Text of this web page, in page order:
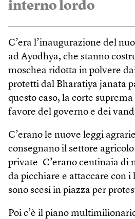
interno lordo
C’era l’inaugurazione del
ad Ayodhya, che stanno
moschea ridotta in polvere
protetti dal Bharatiya janata
questo caso, la corte
favore del governo e dei
C’erano le nuove leggi
consegnano il settore
private. C’erano centinaia di
da picchiare e attaccare con
sono scesi in piazza per
Poi c’è il piano